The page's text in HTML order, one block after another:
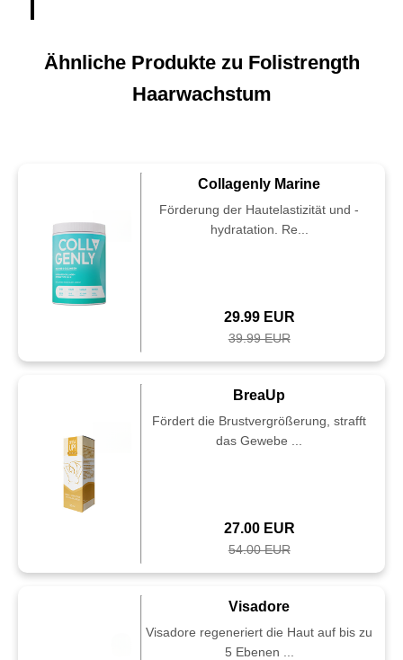
Ähnliche Produkte zu Folistrength
Haarwachstum
Collagenly Marine
Förderung der Hautelastizität und -
hydratation. Re...
29.99 EUR
39.99 EUR
BreaUp
Fördert die Brustvergrößerung, strafft
das Gewebe ...
27.00 EUR
54.00 EUR
Visadore
Visadore regeneriert die Haut auf bis zu
5 Ebenen ...